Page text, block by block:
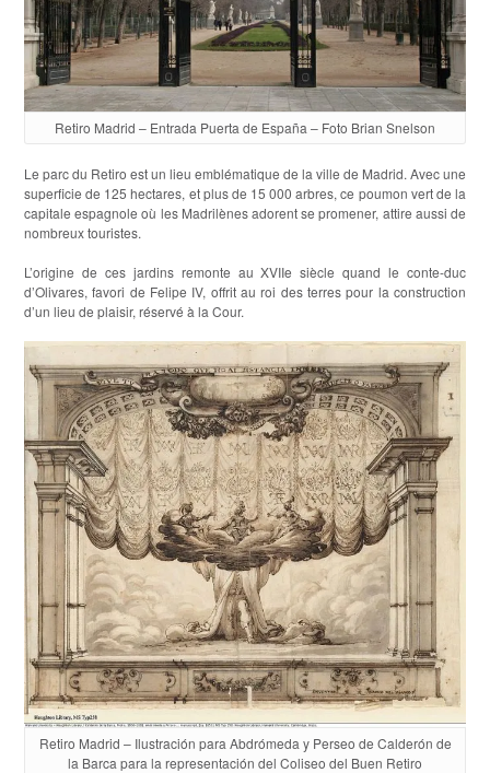
Retiro Madrid – Entrada Puerta de España – Foto Brian Snelson
Le parc du Retiro est un lieu emblématique de la ville de Madrid. Avec une
superficie de 125 hectares, et plus de 15 000 arbres, ce poumon vert de la
capitale espagnole où les Madrilènes adorent se promener, attire aussi de
nombreux touristes.
L’origine de ces jardins remonte au XVIIe siècle quand le conte-duc
d’Olivares, favori de Felipe IV, offrit au roi des terres pour la construction
d’un lieu de plaisir, réservé à la Cour.
Retiro Madrid – Ilustración para Abdrómeda y Perseo de Calderón de
la Barca para la representación del Coliseo del Buen Retiro